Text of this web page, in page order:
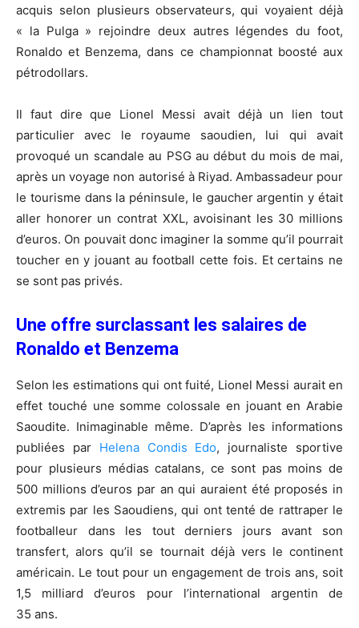
acquis selon plusieurs observateurs, qui voyaient déjà
« la Pulga » rejoindre deux autres légendes du foot,
Ronaldo et Benzema, dans ce championnat boosté aux
pétrodollars.
Il faut dire que Lionel Messi avait déjà un lien tout
particulier avec le royaume saoudien, lui qui avait
provoqué un scandale au PSG au début du mois de mai,
après un voyage non autorisé à Riyad. Ambassadeur pour
le tourisme dans la péninsule, le gaucher argentin y était
aller honorer un contrat XXL, avoisinant les 30 millions
d’euros. On pouvait donc imaginer la somme qu’il pourrait
toucher en y jouant au football cette fois. Et certains ne
se sont pas privés.
Une offre surclassant les salaires de
Ronaldo et Benzema
Selon les estimations qui ont fuité, Lionel Messi aurait en
effet touché une somme colossale en jouant en Arabie
Saoudite. Inimaginable même. D’après les informations
publiées par Helena Condis Edo, journaliste sportive
pour plusieurs médias catalans, ce sont pas moins de
500 millions d’euros par an qui auraient été proposés in
extremis par les Saoudiens, qui ont tenté de rattraper le
footballeur dans les tout derniers jours avant son
transfert, alors qu’il se tournait déjà vers le continent
américain. Le tout pour un engagement de trois ans, soit
1,5 milliard d’euros pour l’international argentin de
35 ans.